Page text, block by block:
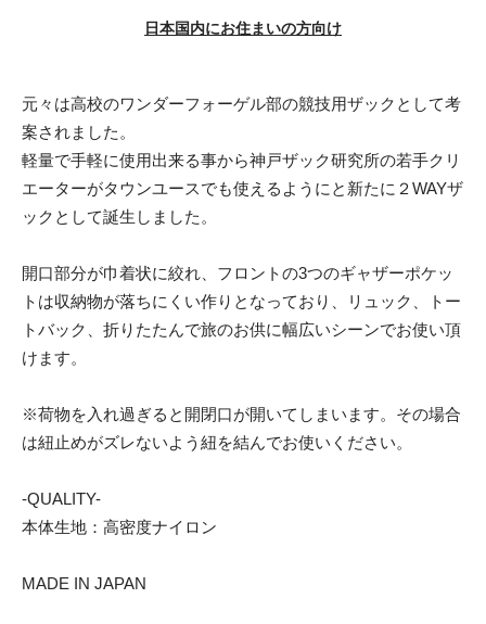
日本国内にお住まいの方向け
元々は高校のワンダーフォーゲル部の競技用ザックとして考
案されました。
軽量で手軽に使用出来る事から神戸ザック研究所の若手クリ
エーターがタウンユースでも使えるようにと新たに２WAYザ
ックとして誕生しました。
開口部分が巾着状に絞れ、フロントの3つのギャザーポケッ
トは収納物が落ちにくい作りとなっており、リュック、トー
トバック、折りたたんで旅のお供に幅広いシーンでお使い頂
けます。
※荷物を入れ過ぎると開閉口が開いてしまいます。その場合
は紐止めがズレないよう紐を結んでお使いください。
-QUALITY-
本体生地：高密度ナイロン
MADE IN JAPAN